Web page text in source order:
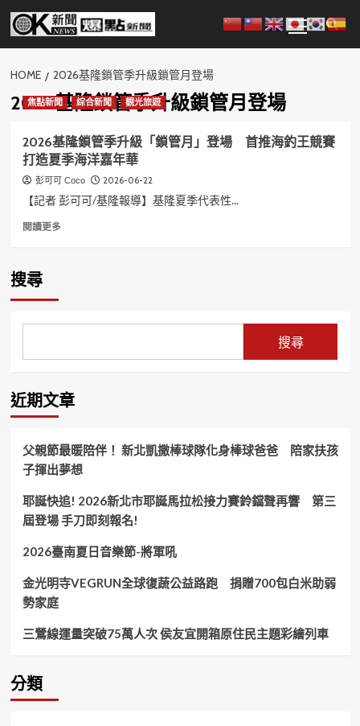
Skip
content
Menu
HOME 2026基隆鎖管季升級鎖管月登場
2026基隆鎖管季升級鎖管月登場
焦點新聞 綜合新聞 觀光旅遊
2026基隆鎖管季升級「鎖管月」登場 首推海釣王競賽
打造夏季海洋嘉年華
彭可可 Coco 2026-06-22
【記者 彭可可/基隆報導】基隆夏季代表性...
閱讀更多Read
升
「鎖
管
場
首
海
釣
王
競
賽
打
造
海
搜尋
搜尋
近期文章
父親節最暖陪伴！ 新北凱撒棒球隊化身棒球爸爸 陪家扶孩
子揮出夢想
耶誕快追! 2026新北市耶誕馬拉松接力賽鈴鐺聲再響 第三
屆登場 手刀即刻報名!
2026臺南夏日音樂節-將軍吼
金光明寺VEGRUN全球復蔬公益路跑 捐贈700包白米助弱
勢家庭
三鶯線運量突破75萬人次 侯友宜開箱原住民主題彩繪列車
分類